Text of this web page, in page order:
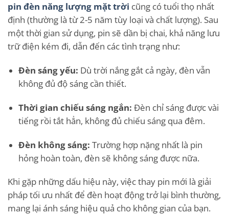
pin đèn năng lượng mặt trời cũng có tuổi thọ nhất
định (thường là từ 2-5 năm tùy loại và chất lượng). Sau
một thời gian sử dụng, pin sẽ dần bị chai, khả năng lưu
trữ điện kém đi, dẫn đến các tình trạng như:
Đèn sáng yếu: Dù trời nắng gắt cả ngày, đèn vẫn
không đủ độ sáng cần thiết.
Thời gian chiếu sáng ngắn: Đèn chỉ sáng được vài
tiếng rồi tắt hẳn, không đủ chiếu sáng qua đêm.
Đèn không sáng: Trường hợp nặng nhất là pin
hỏng hoàn toàn, đèn sẽ không sáng được nữa.
Khi gặp những dấu hiệu này, việc thay pin mới là giải
pháp tối ưu nhất để đèn hoạt động trở lại bình thường,
mang lại ánh sáng hiệu quả cho không gian của bạn.